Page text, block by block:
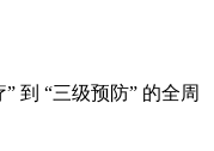
到 “三级预防” 的全周